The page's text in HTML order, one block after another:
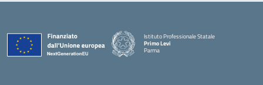
Istituto Professionale Statale
Primo Levi
Parma